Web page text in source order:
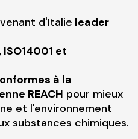
d'Italie leader
ISO14001 et
à la
REACH pour mieux
et l'environnement
substances chimiques.